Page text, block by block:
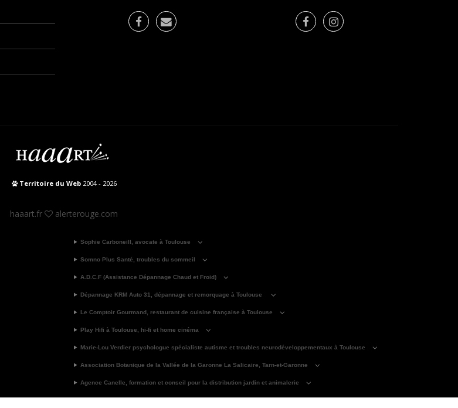
Territoire du Web2004 - 2026
haaart.fr alerterouge.com
Sophie Carboneill, avocate à Toulouse
Somno Plus Santé, troubles du sommeil
A.D.C.F (Assistance Dépannage Chaud et Froid)
Dépannage KRM Auto 31, dépannage et remorquage à Toulouse
Le Comptoir Gourmand, restaurant de cuisine française à Toulouse
Play Hifi à Toulouse, hi-fi et home cinéma
Marie-Lou Verdier psychologue spécialiste autisme et troubles neurodéveloppementaux à Toulouse
Association Botanique de la Vallée de la Garonne La Salicaire, Tarn-et-Garonne
Agence Canelle, formation et conseil pour la distribution jardin et animalerie